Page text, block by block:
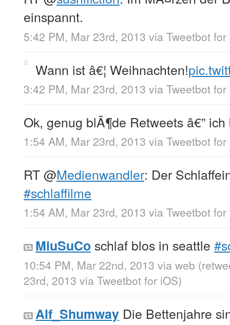
einspannt.
5:42 PM, Mar 23rd, 2013 via Tweetbot for
Wann ist â€¦ Weihnachten!
3:42 PM, Mar 23rd, 2013 via Tweetbot for
Ok, genug blÃ¶de Retweets â€”
1:54 AM, Mar 23rd, 2013 via Tweetbot for
RT@Medienwandler: Der
#schlaffilme
1:54 AM, Mar 23rd, 2013 via Tweetbot for
MiuSuCo schlaf blos in seattle
10:54 PM, Mar 22nd, 2013 via web
23rd, 2013 via Tweetbot for iOS)
Alf_Shumway Die Bettenjahre